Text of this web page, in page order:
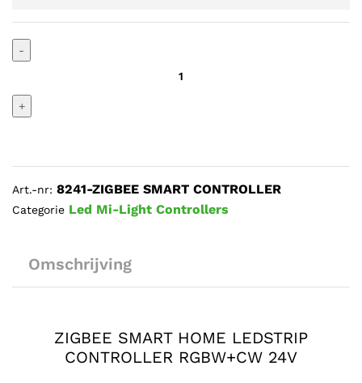
SMART
LEDSTRIP
CONTROLLER
-
+
Art.-nr: 8241-ZIGBEE SMART CONTROLLER
Categorie Led Mi-Light Controllers
Omschrijving
ZIGBEE SMART HOME LEDSTRIP
CONTROLLER RGBW+CW 24V